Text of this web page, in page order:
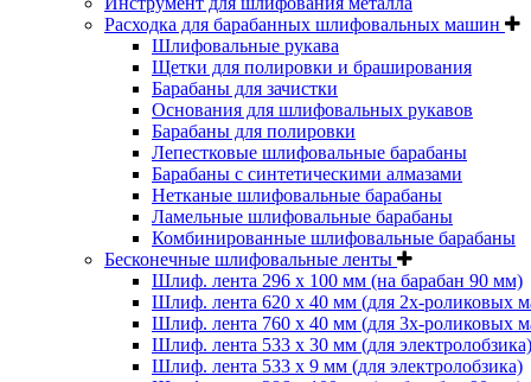
Расходка для барабанных шлифовальных машин
Шлифовальные рукава
Щетки для полировки и браширования
Барабаны для зачистки
Основания для шлифовальных рукавов
Барабаны для полировки
Лепестковые шлифовальные барабаны
Барабаны с синтетическими алмазами
Нетканые шлифовальные барабаны
Ламельные шлифовальные барабаны
Комбинированные шлифовальные барабаны
Бесконечные шлифовальные ленты
Шлиф. лента 296 х 100 мм (на барабан 90 мм)
Шлиф. лента 620 х 40 мм (для 2х-роликовых
Шлиф. лента 760 х 40 мм (для 3х-роликовых
Шлиф. лента 533 х 30 мм (для электролобзика)
Шлиф. лента 533 х 9 мм (для электролобзика)